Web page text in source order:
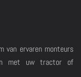
van ervaren monteurs
met uw tractor of